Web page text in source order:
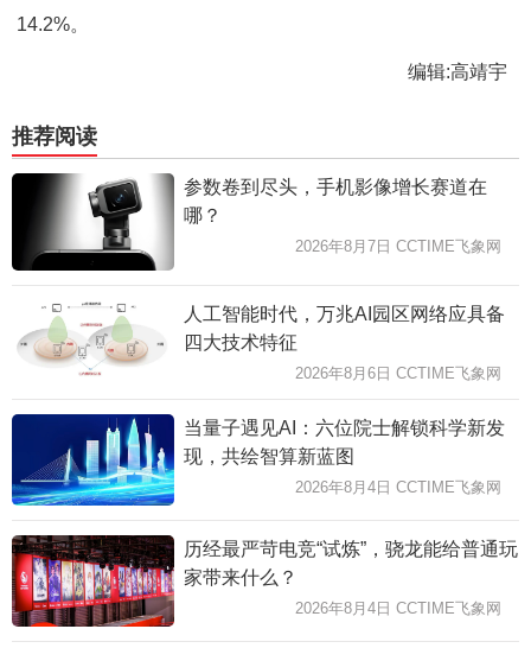
14.2%。
编辑:高靖宇
推荐阅读
参数卷到尽头，手机影像增长赛道在
哪？
2026年8月7日 CCTIME飞象网
人工智能时代，万兆AI园区网络应具备
四大技术特征
2026年8月6日 CCTIME飞象网
当量子遇见AI：六位院士解锁科学新发
现，共绘智算新蓝图
2026年8月4日 CCTIME飞象网
历经最严苛电竞“试炼”，骁龙能给普通玩
家带来什么？
2026年8月4日 CCTIME飞象网